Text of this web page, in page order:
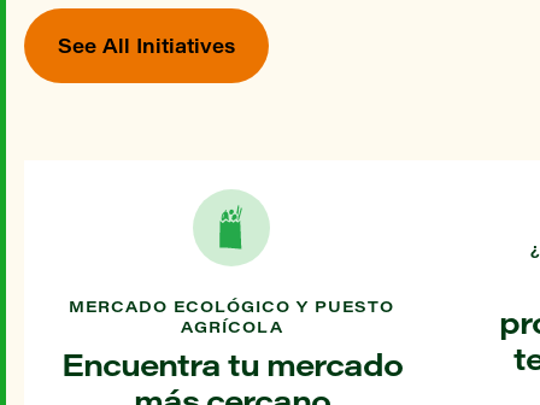
See All Initiatives
MERCADO ECOLÓGICO Y PUESTO
AGRÍCOLA
Encuentra tu mercado